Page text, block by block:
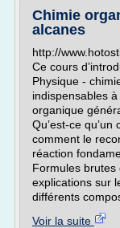
Chimie
alcanes
http://
Ce cours
Physique -
indispensables
organique
Qu’est-ce qu’un
comment le
réaction
Formules
explications sur
différents
Voir la suite